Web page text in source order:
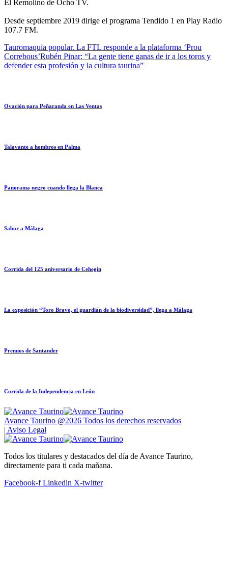
El Remolino de Ocho TV.
Desde septiembre 2019 dirige el programa Tendido 1 en Play Radio
107.7 FM.
Tauromaquia popular. La FTL responde a la plataforma ‘Prou
Correbous’Rubén Pinar: “La gente tiene ganas de ir a los toros y
defender esta profesión y la cultura taurina”
Ovación para Peñaranda en Las Ventas
Talavante a hombros en Palma
Panorama negro cuando llega la Blanca
Sabor a Málaga
Corrida del 125 aniversario de Cehegín
La exposición “Toro Bravo, el guardián de la biodiversidad”, llega a Málaga
Premios de Santander
Corrida de la Independencia en León
Avance Taurino @2026 Todos los derechos reservados
| Aviso Legal
Todos los titulares y destacados del día de Avance Taurino,
directamente para ti cada mañana.
Facebook-f Linkedin X-twitter